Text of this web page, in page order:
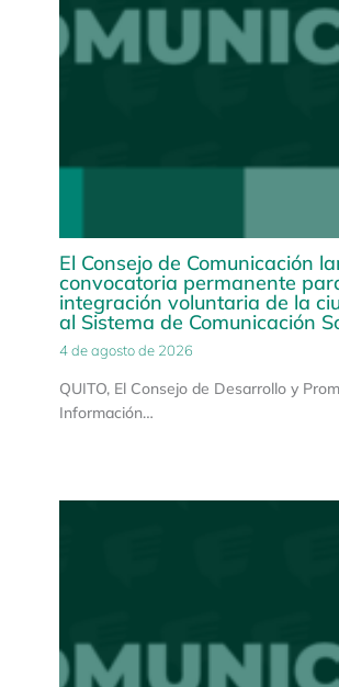
El Consejo de Comunicación
convocatoria permanente
integración voluntaria de la
al Sistema de Comunicación
4 de agosto de 2026
QUITO, El Consejo de Desarrollo y
Información…